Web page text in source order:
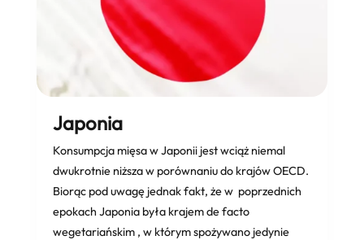
Japonia
Konsumpcja mięsa w Japonii jest wciąż niemal
dwukrotnie niższa w porównaniu do krajów OECD.
Biorąc pod uwagę jednak fakt, że w poprzednich
epokach Japonia była krajem de facto
wegetariańskim , w którym spożywano jedynie